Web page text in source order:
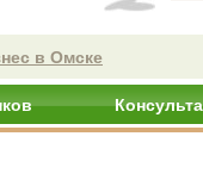
в Омске